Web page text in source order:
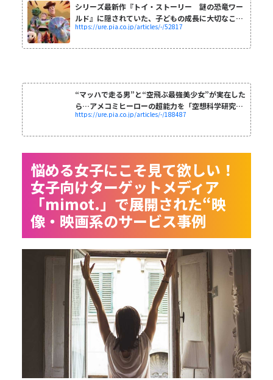
シリーズ最新作『トイ・ストーリー 謎の恐竜ワー
ルド』に隠されていた、子どもの成長に大切なこと
- ハピママ*
https://ure.pia.co.jp/articles/-/52817
“マッハで走る男”と“空飛ぶ最強美少女”が実在した
ら…アメコミヒーローの超能力を「空想科学研究
所」が検証してみた - ウレぴ...
https://ure.pia.co.jp/articles/-/188487
悩める女子にこそ見て欲しい！
女子向けターゲットメディア
「mimot.」で展開された“映
像・映画系のサービス事例